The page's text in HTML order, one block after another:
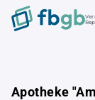
Apotheke